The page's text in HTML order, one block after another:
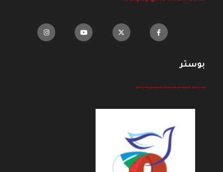
بوستر
--------------------